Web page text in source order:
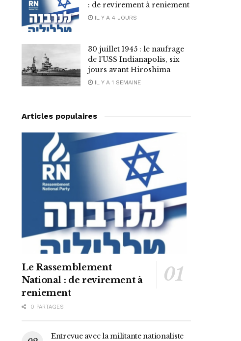
: de revirement à reniement
IL Y A 4 JOURS
30 juillet 1945 : le naufrage
de l’USS Indianapolis, six
jours avant Hiroshima
IL Y A 1 SEMAINE
Articles populaires
Le Rassemblement
National : de revirement à
reniement
0 PARTAGES
Entrevue avec la militante nationaliste